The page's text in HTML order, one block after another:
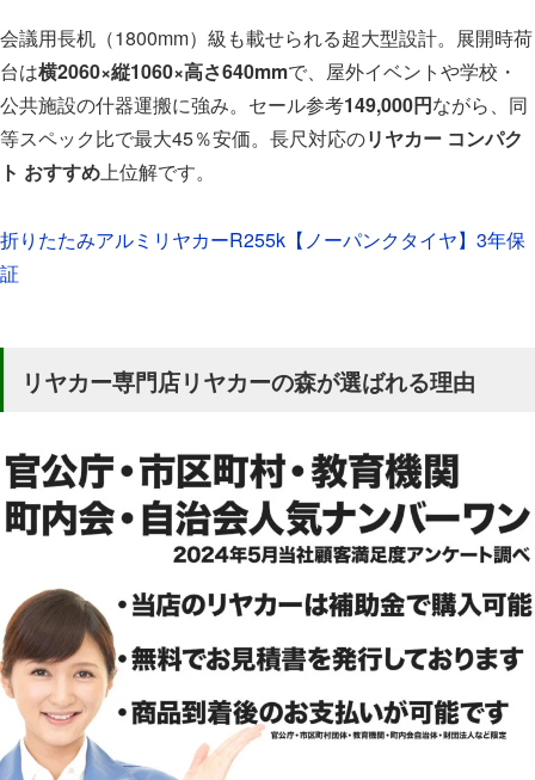
会議用長机（1800mm）級も載せられる超大型設計。展開時荷
台は横2060×縦1060×高さ640mmで、屋外イベントや学校・
公共施設の什器運搬に強み。セール参考149,000円ながら、同
等スペック比で最大45％安価。長尺対応のリヤカー コンパク
ト おすすめ上位解です。
折りたたみアルミリヤカーR255k【ノーパンクタイヤ】3年保
証
リヤカー専門店リヤカーの森が選ばれる理由